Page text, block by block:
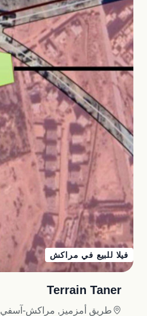
فيلا للبيع في مراكش
Terrain Taner
طريق أمزميز, مراكش-آسفي